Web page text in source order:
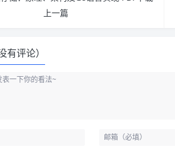
上一篇
有评论）